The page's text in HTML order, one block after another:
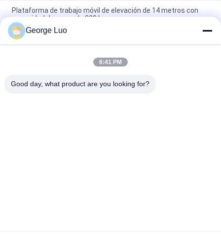
Plataforma de trabajo móvil de elevación de 14 metros con
capacidad de carga de 320 kg
Plataforma de elevación de tijeras de 12 m JLG Genie
Plataforma de elevación de tijeras de mismo rendimiento
Plataforma de trabajo de elevación móvil de 16 metros
George Luo
6:41 PM
Good day, what product are you looking for?